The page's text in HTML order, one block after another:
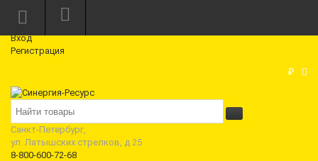
Режим работы: Пн—Пт: 10:00—18:00
Вход
Регистрация
₽
Санкт-Петербург,
ул. Латышских стрелков, д 25
8-800-600-72-68